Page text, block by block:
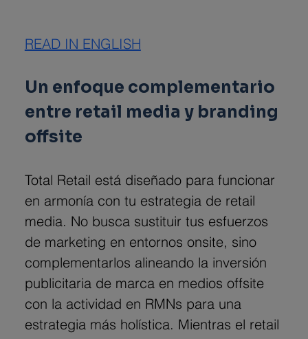
READ IN ENGLISH
Un enfoque complementario
entre retail media y branding
offsite
Total Retail está diseñado para funcionar
en armonía con tu estrategia de retail
media. No busca sustituir tus esfuerzos
de marketing en entornos onsite, sino
complementarlos alineando la inversión
publicitaria de marca en medios offsite
con la actividad en RMNs para una
estrategia más holística. Mientras el retail